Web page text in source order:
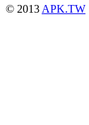
© 2013 APK.TW